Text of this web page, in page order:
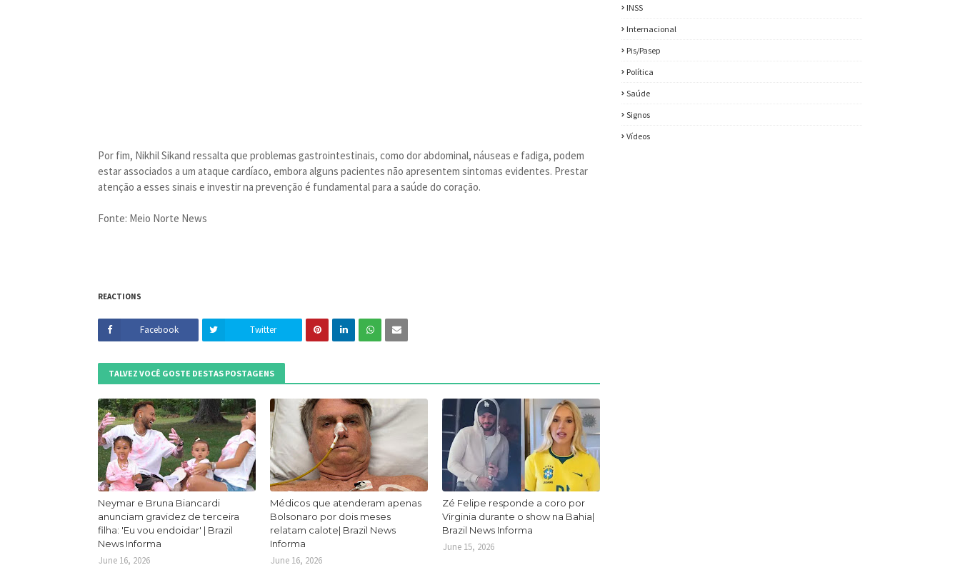
Por fim, Nikhil Sikand ressalta que problemas gastrointestinais, como dor abdominal, náuseas e fadiga, podem
estar associados a um ataque cardíaco, embora alguns pacientes não apresentem sintomas evidentes. Prestar
atenção a esses sinais e investir na prevenção é fundamental para a saúde do coração.
Fonte: Meio Norte News
REACTIONS
Facebook Twitter
TALVEZ VOCÊ GOSTE DESTAS POSTAGENS
Neymar e Bruna Biancardi
anunciam gravidez de terceira
filha: 'Eu vou endoidar' | Brazil
News Informa
June 16, 2026
Médicos que atenderam apenas
Bolsonaro por dois meses
relatam calote| Brazil News
Informa
June 16, 2026
Zé Felipe responde a coro por
Virginia durante o show na Bahia|
Brazil News Informa
June 15, 2026
INSS
Internacional
Pis/Pasep
Política
Saúde
Signos
Vídeos